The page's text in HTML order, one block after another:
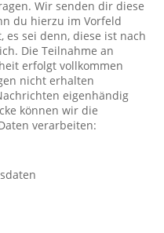
Wir senden dir diese
du hierzu im Vorfeld
es sei denn, diese ist nach
Die Teilnahme an
erfolgt vollkommen
nicht erhalten
eigenhändig
können wir die
verarbeiten: